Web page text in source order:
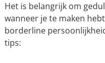
Het is belangrijk om
wanneer je te maken
borderline
tips: